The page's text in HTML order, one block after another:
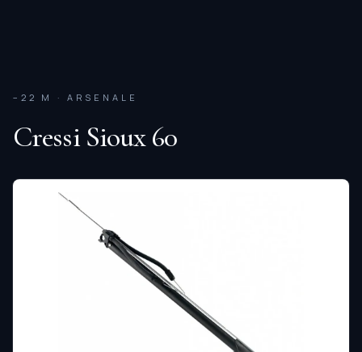
−22 M · ARSENALE
Cressi Sioux 60